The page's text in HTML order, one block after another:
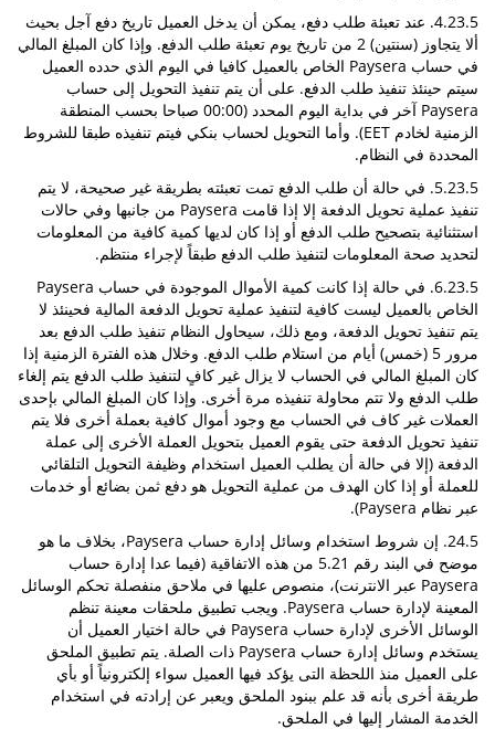
4.23.5. عند تعبئة طلب دفع، يمكن أن يدخل العميل تاريخ دفع آجل بحيث
ألا يتجاوز (سنتين) 2 من تاريخ يوم تعبئة طلب الدفع. وإذا كان المبلغ المالي
في حساب Paysera الخاص بالعميل كافيا في اليوم الذي حدده العميل
سيتم حينئذ تنفيذ طلب الدفع. على أن يتم تنفيذ التحويل إلى حساب
Paysera آخر في بداية اليوم المحدد (00:00 صباحا بحسب المنطقة
الزمنية لخادم EET). وأما التحويل لحساب بنكي فيتم تنفيذه طبقا للشروط
المحددة في النظام.
5.23.5. في حالة أن طلب الدفع تمت تعبئته بطريقة غير صحيحة، لا يتم
تنفيذ عملية تحويل الدفعة إلا إذا قامت Paysera من جانبها وفي حالات
استثنائية بتصحيح طلب الدفع أو إذا كان لديها كمية كافية من المعلومات
لتحديد صحة المعلومات لتنفيذ طلب الدفع طبقاً لإجراء منتظم.
6.23.5. في حالة إذا كانت كمية الأموال الموجودة في حساب Paysera
الخاص بالعميل ليست كافية لتنفيذ عملية تحويل الدفعة المالية فحينئذ لا
يتم تنفيذ تحويل الدفعة، ومع ذلك، سيحاول النظام تنفيذ طلب الدفع بعد
مرور 5 (خمس) أيام من استلام طلب الدفع. وخلال هذه الفترة الزمنية إذا
كان المبلغ المالي في الحساب لا يزال غير كافٍ لتنفيذ طلب الدفع يتم إلغاء
طلب الدفع ولا تتم محاولة تنفيذه مرة أخرى. وإذا كان المبلغ المالي بإحدى
العملات غير كاف في الحساب مع وجود أموال كافية بعملة أخرى فلا يتم
تنفيذ تحويل الدفعة حتى يقوم العميل بتحويل العملة الأخرى إلى عملة
الدفعة (إلا في حالة أن يطلب العميل استخدام وظيفة التحويل التلقائي
للعملة أو إذا كان الهدف من عملية التحويل هو دفع ثمن بضائع أو خدمات
عبر نظام Paysera).
24.5. إن شروط استخدام وسائل إدارة حساب Paysera، بخلاف ما هو
موضح في البند رقم 5.21 من هذه الاتفاقية (فيما عدا إدارة حساب
Paysera عبر الانترنت)، منصوص عليها في ملاحق منفصلة تحكم الوسائل
المعينة لإدارة حساب Paysera. ويجب تطبيق ملحقات معينة تنظم
الوسائل الأخرى لإدارة حساب Paysera في حالة اختيار العميل أن
يستخدم وسائل إدارة حساب Paysera ذات الصلة. يتم تطبيق الملحق
على العميل منذ اللحظة التى يؤكد فيها العميل سواء إلكترونياً أو بأي
طريقة أخرى بأنه قد علم ببنود الملحق ويعبر عن إرادته في استخدام
الخدمة المشار إليها في الملحق.